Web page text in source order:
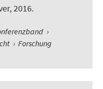
2016.
›
› Forschung